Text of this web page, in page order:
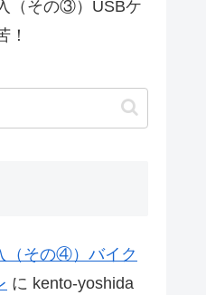
（その③）USBケ
！
（その④）バイク
に kento-yoshida